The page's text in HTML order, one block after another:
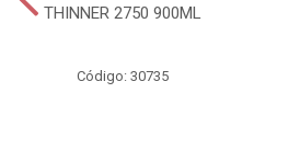
THINNER 2750 900ML
Código: 30735